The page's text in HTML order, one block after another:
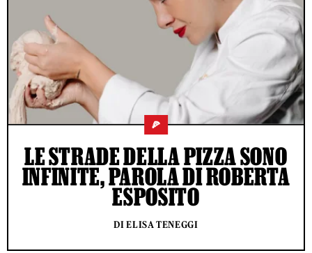
🍕
LE STRADE DELLA PIZZA SONO
INFINITE, PAROLA DI ROBERTA
ESPOSITO
DI ELISA TENEGGI